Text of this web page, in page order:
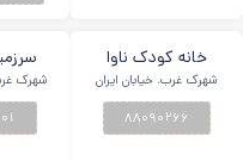
خانه کودک ناوا
جونیور شهرک غرب
شهرک غرب، خیابان ایران
زمین، خیابان مهستان، نبش
کوچه ششم، مجموعه ورزشی
ناوا
۸۸۰۹۰۲۶۶
شهرک
کوچه ۱۲،